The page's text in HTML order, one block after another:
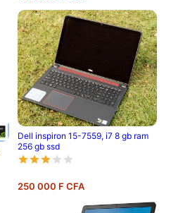
Dell inspiron 15-7559, i7 8 gb ram
256 gb ssd
250 000 F CFA